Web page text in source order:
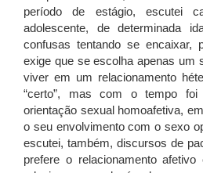
período de estágio, escutei
adolescente, de determinada
confusas tentando se encaixar,
exige que se escolha apenas um
viver em um relacionamento
“certo”, mas com o tempo
orientação sexual homoafetiva,
o seu envolvimento com o sexo
escutei, também, discursos de
prefere o relacionamento